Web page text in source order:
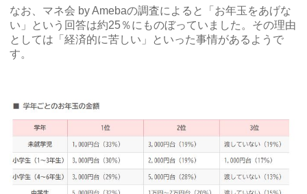
なお、マネ会 by Amebaの調査によると「お年玉をあげな
い」という回答は約25％にものぼっていました。その理由
としては「経済的に苦しい」といった事情があるようで
す。